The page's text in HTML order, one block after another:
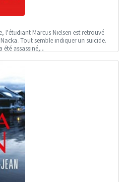
l'étudiant Marcus Nielsen est retrouvé
Tout semble indiquer un suicide.
assassiné,...